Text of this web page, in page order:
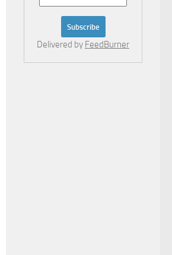
Delivered by FeedBurner